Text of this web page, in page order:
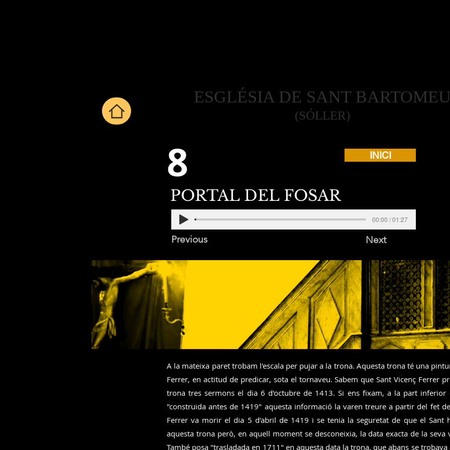
ESGLÉSIA DE SANT
(SÓLLER)
8 INICI
PORTAL DEL FOSAR
00:00 / 01:27
Previous Next
A la mateixa paret trobam l'escala per pujar a la trona. Aquesta trona té una
Ferrer, en actitud de predicar, sota el tornaveu. Sabem que Sant Vicenç Ferrer
trona tres sermons el dia 6 d'octubre de 1413. Si ens fixam, a la part inferior
"construida antes de 1419" aquesta informació la varen treure a partir del fet
Ferrer va morir el dia 5 d'abril de 1419 i se tenia la seguretat de que el Sant
aquesta trona però, en aquell moment se desconeixia, la data exacta de la seva
També posa "trasladada en 1711" en aquesta data la trona, que abans se trobava